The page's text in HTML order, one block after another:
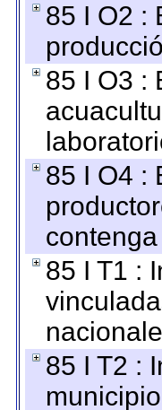
85 I O2 :
85 I O3 :
85 I O4 :
85 I T1 :
85 I T2 :